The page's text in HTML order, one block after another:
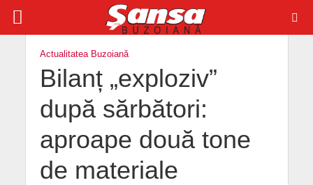
Actualitatea Buzoiană
Bilanț „exploziv”
după sărbători:
aproape două tone
de materiale